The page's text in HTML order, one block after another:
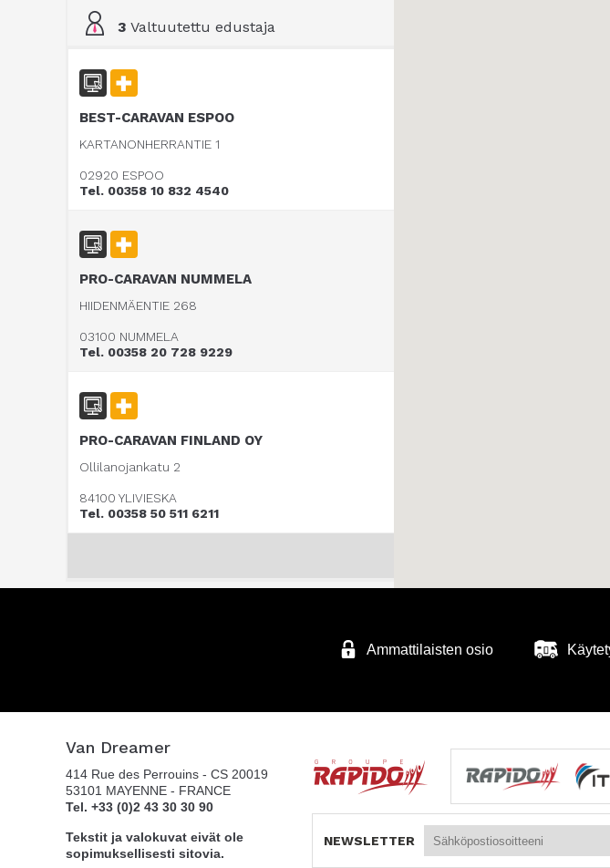
3 Valtuutettu edustaja
BEST-CARAVAN ESPOO
KARTANONHERRANTIE 1
02920 ESPOO
Tel. 00358 10 832 4540
PRO-CARAVAN NUMMELA
HIIDENMÄENTIE 268
03100 NUMMELA
Tel. 00358 20 728 9229
PRO-CARAVAN FINLAND OY
Ollilanojankatu 2
84100 YLIVIESKA
Tel. 00358 50 511 6211
Ammattilaisten osio
Van Dreamer
414 Rue des Perrouins - CS 20019
53101 MAYENNE - FRANCE
Tel. +33 (0)2 43 30 30 90
Tekstit ja valokuvat eivät ole
sopimuksellisesti sitovia.
NEWSLETTER